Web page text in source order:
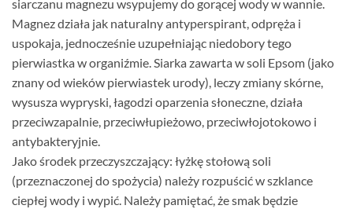
siarczanu magnezu wsypujemy do gorącej wody w wannie.
Magnez działa jak naturalny antyperspirant, odpręża i
uspokaja, jednocześnie uzupełniając niedobory tego
pierwiastka w organiźmie. Siarka zawarta w soli Epsom (jako
znany od wieków pierwiastek urody), leczy zmiany skórne,
wysusza wypryski, łagodzi oparzenia słoneczne, działa
przeciwzapalnie, przeciwłupieżowo, przeciwłojotokowo i
antybakteryjnie.
Jako środek przeczyszczający: łyżkę stołową soli
(przeznaczonej do spożycia) należy rozpuścić w szklance
ciepłej wody i wypić. Należy pamiętać, że smak będzie